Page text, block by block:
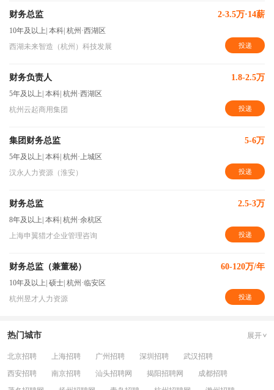
财务总监 2-3.5万·14薪
10年及以上 本科 杭州·西湖区
西湖未来智造（杭州）科技发展
投递
财务负责人 1.8-2.5万
5年及以上 本科 杭州·西湖区
杭州云起商用集团
投递
集团财务总监 5-6万
5年及以上 本科 杭州·上城区
汉永人力资源（淮安）
投递
财务总监 2.5-3万
8年及以上 本科 杭州·余杭区
上海申翼猎才企业管理咨询
投递
财务总监（兼董秘） 60-120万/年
10年及以上 硕士 杭州·临安区
杭州昱才人力资源
投递
热门城市 展开
北京招聘 上海招聘 广州招聘 深圳招聘
武汉招聘
西安招聘
南京招聘 汕头招聘网 揭阳招聘网
成都招聘